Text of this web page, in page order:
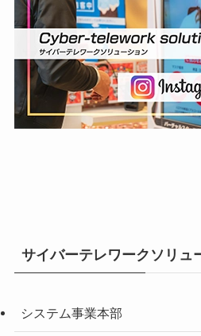
サイバーテレワークソリュ
システム事業本部